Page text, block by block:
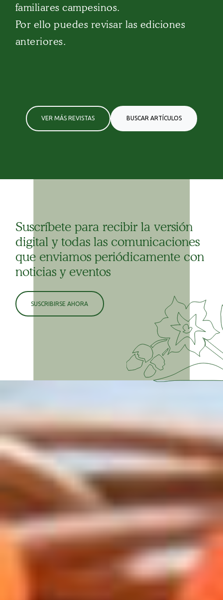
familiares campesinos.
Por ello puedes revisar las ediciones
anteriores.
VER MÁS REVISTAS BUSCAR ARTÍCULOS
Suscríbete para recibir la versión
digital y todas las comunicaciones
que enviamos periódicamente con
noticias y eventos
SUSCRIBIRSE AHORA